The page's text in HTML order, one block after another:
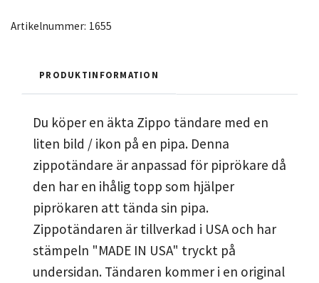
Artikelnummer: 1655
PRODUKTINFORMATION
Du köper en äkta Zippo tändare med en
liten bild / ikon på en pipa. Denna
zippotändare är anpassad för piprökare då
den har en ihålig topp som hjälper
piprökaren att tända sin pipa.
Zippotändaren är tillverkad i USA och har
stämpeln "MADE IN USA" tryckt på
undersidan. Tändaren kommer i en original